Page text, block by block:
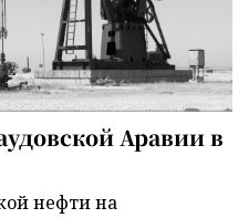
Аравии в
нефти на